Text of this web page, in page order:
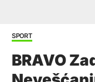
SPORT
BRAVO